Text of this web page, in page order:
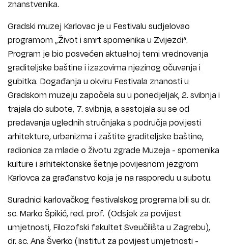
znanstvenika.
Gradski muzej Karlovac je u Festivalu sudjelovao
programom „Život i smrt spomenika u Zvijezdi“.
Program je bio posvećen aktualnoj temi vrednovanja
graditeljske baštine i izazovima njezinog očuvanja i
gubitka. Događanja u okviru Festivala znanosti u
Gradskom muzeju započela su u ponedjeljak, 2. svibnja i
trajala do subote, 7. svibnja, a sastojala su se od
predavanja uglednih stručnjaka s područja povijesti
arhitekture, urbanizma i zaštite graditeljske baštine,
radionica za mlade o životu zgrade Muzeja - spomenika
kulture i arhitektonske šetnje povijesnom jezgrom
Karlovca za građanstvo koja je na rasporedu u subotu.
Suradnici karlovačkog festivalskog programa bili su dr.
sc. Marko Špikić, red. prof. (Odsjek za povijest
umjetnosti, Filozofski fakultet Sveučilišta u Zagrebu),
dr. sc. Ana Šverko (Institut za povijest umjetnosti -